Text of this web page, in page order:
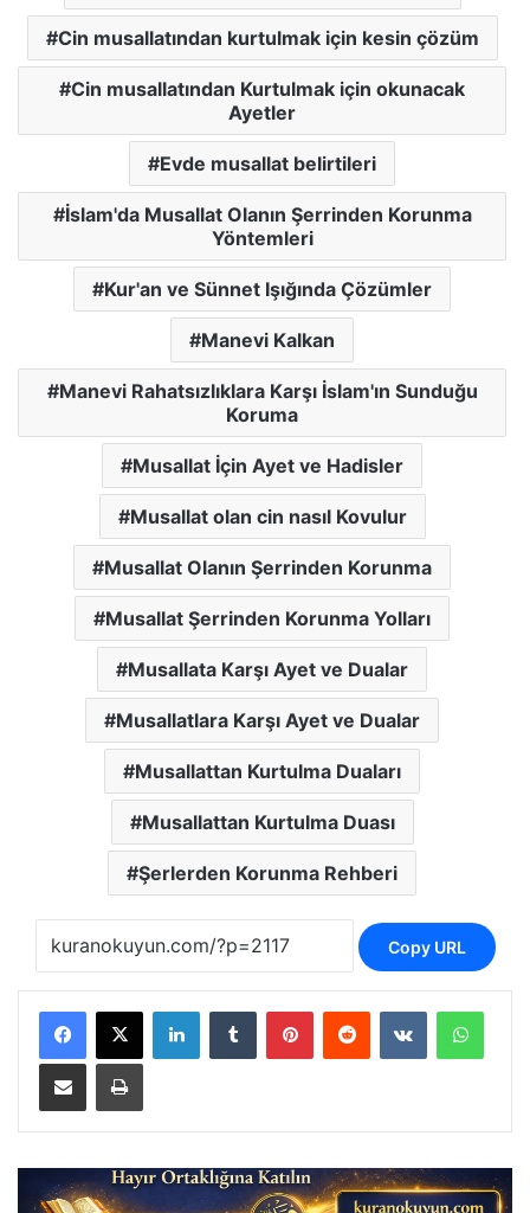
Cin musallatından kurtulmak için kesin çözüm
Cin musallatından Kurtulmak için okunacak
Ayetler
Evde musallat belirtileri
İslam'da Musallat Olanın Şerrinden Korunma
Yöntemleri
Kur'an ve Sünnet Işığında Çözümler
Manevi Kalkan
Manevi Rahatsızlıklara Karşı İslam'ın Sunduğu
Koruma
Musallat İçin Ayet ve Hadisler
Musallat olan cin nasıl Kovulur
Musallat Olanın Şerrinden Korunma
Musallat Şerrinden Korunma Yolları
Musallata Karşı Ayet ve Dualar
Musallatlara Karşı Ayet ve Dualar
Musallattan Kurtulma Duaları
Musallattan Kurtulma Duası
Şerlerden Korunma Rehberi
Copy URL
LinkedInTumblr PinterestReddit VKontakte
E-Posta ile paylaş Yazdır